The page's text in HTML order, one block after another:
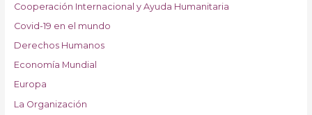
Cooperación Internacional y Ayuda Humanitaria
Covid-19 en el mundo
Derechos Humanos
Economía Mundial
Europa
La Organización